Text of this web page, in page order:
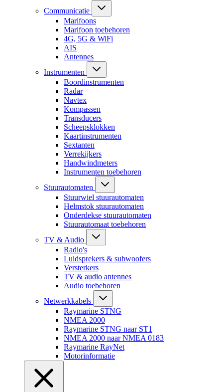
Communicatie
Marifoons
Marifoon toebehoren
4G, 5G & WiFi
AIS
Antennes
Instrumenten
Boordinstrumenten
Radar
Navtex
Kompassen
Transducers
Scheepsklokken
Kaartinstrumenten
Sextanten
Verrekijkers
Handwindmeters
Instrumenten toebehoren
Stuurautomaten
Stuurwiel stuurautomaten
Helmstok stuurautomaten
Onderdekse stuurautomaten
Stuurautomaat toebehoren
TV & Audio
Radio's
Luidsprekers & subwoofers
Versterkers
TV & audio antennes
Audio toebehoren
Netwerkkabels
Raymarine STNG
NMEA 2000
Raymarine STNG naar ST1
NMEA 2000 naar NMEA 0183
Raymarine RayNet
Motorinformatie